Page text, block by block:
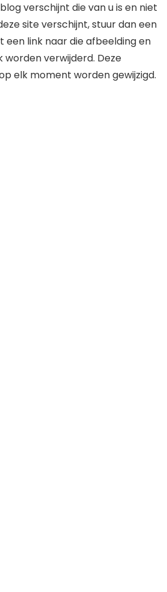
verschijnt die van u is en niet
site verschijnt, stuur dan een
een link naar die afbeelding en
worden verwijderd. Deze
elk moment worden gewijzigd.